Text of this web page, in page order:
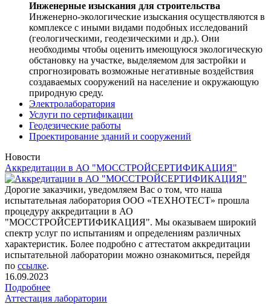
Инженерные изыскания для строительства
Инженерно-экологические изыскания осуществляются в
комплексе с иными видами подобных исследований
(геологическими, геодезическими и др.). Они
необходимы чтобы оценить имеющуюся экологическую
обстановку на участке, выделяемом для застройки и
спрогнозировать возможные негативные воздействия
создаваемых сооружений на население и окружающую
природную среду.
Электролаборатория
Услуги по сертификации
Геодезические работы
Проектирование зданий и сооружений
Новости
Аккредитации в АО "МОССТРОЙСЕРТИФИКАЦИЯ"
Дорогие заказчики, уведомляем Вас о том, что наша
испытательная лаборатория ООО «ТЕХНОТЕСТ» прошла
процедуру аккредитации в АО
"МОССТРОЙСЕРТИФИКАЦИЯ". Мы оказываем широкий
спектр услуг по испытаниям и определениям различных
характеристик. Более подробно с аттестатом аккредитации
испытательной лаборатории можно ознакомиться, перейдя
по ссылке.
16.09.2023
Подробнее
Аттестация лаборатории